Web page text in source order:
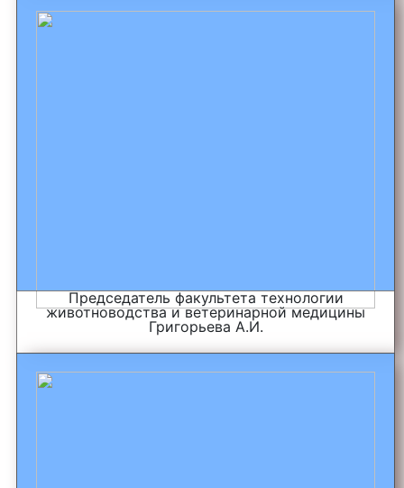
Председатель факультета технологии
животноводства и ветеринарной медицины
Григорьева А.И.